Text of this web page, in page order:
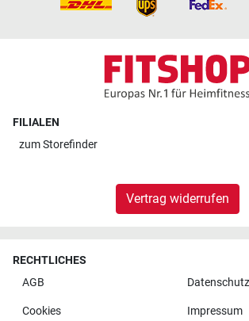
FILIALEN
zumStorefinder
Vertrag widerrufen
RECHTLICHES
AGB
Datenschutz
Cookies Impressum